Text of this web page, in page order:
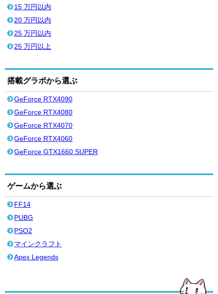
15 万円以内
20 万円以内
25 万円以内
25 万円以上
搭載グラボから選ぶ
GeForce RTX4090
GeForce RTX4080
GeForce RTX4070
GeForce RTX4060
GeForce GTX1660 SUPER
ゲームから選ぶ
FF14
PUBG
PSO2
マインクラフト
Apex Legends